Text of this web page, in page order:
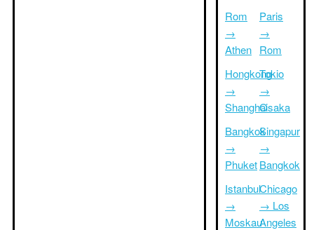
Rom
→
Athen
Hongkong
→
Shanghai
Bangkok
→
Phuket
Istanbul
→
Moskau
Paris
→
Rom
Tokio
→
Osaka
Singapur
→
Bangkok
Chicago
→ Los
Angeles